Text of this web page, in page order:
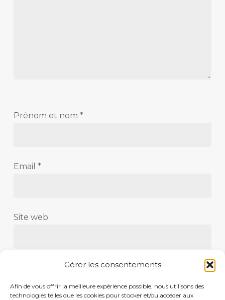
Gérer les consentements
Afin de vous offrir la meilleure expérience possible, nous utilisons des
technologies telles que les cookies pour stocker et/ou accéder aux
Prénom et nom *
Email *
Site web
browser for the next time I comment.